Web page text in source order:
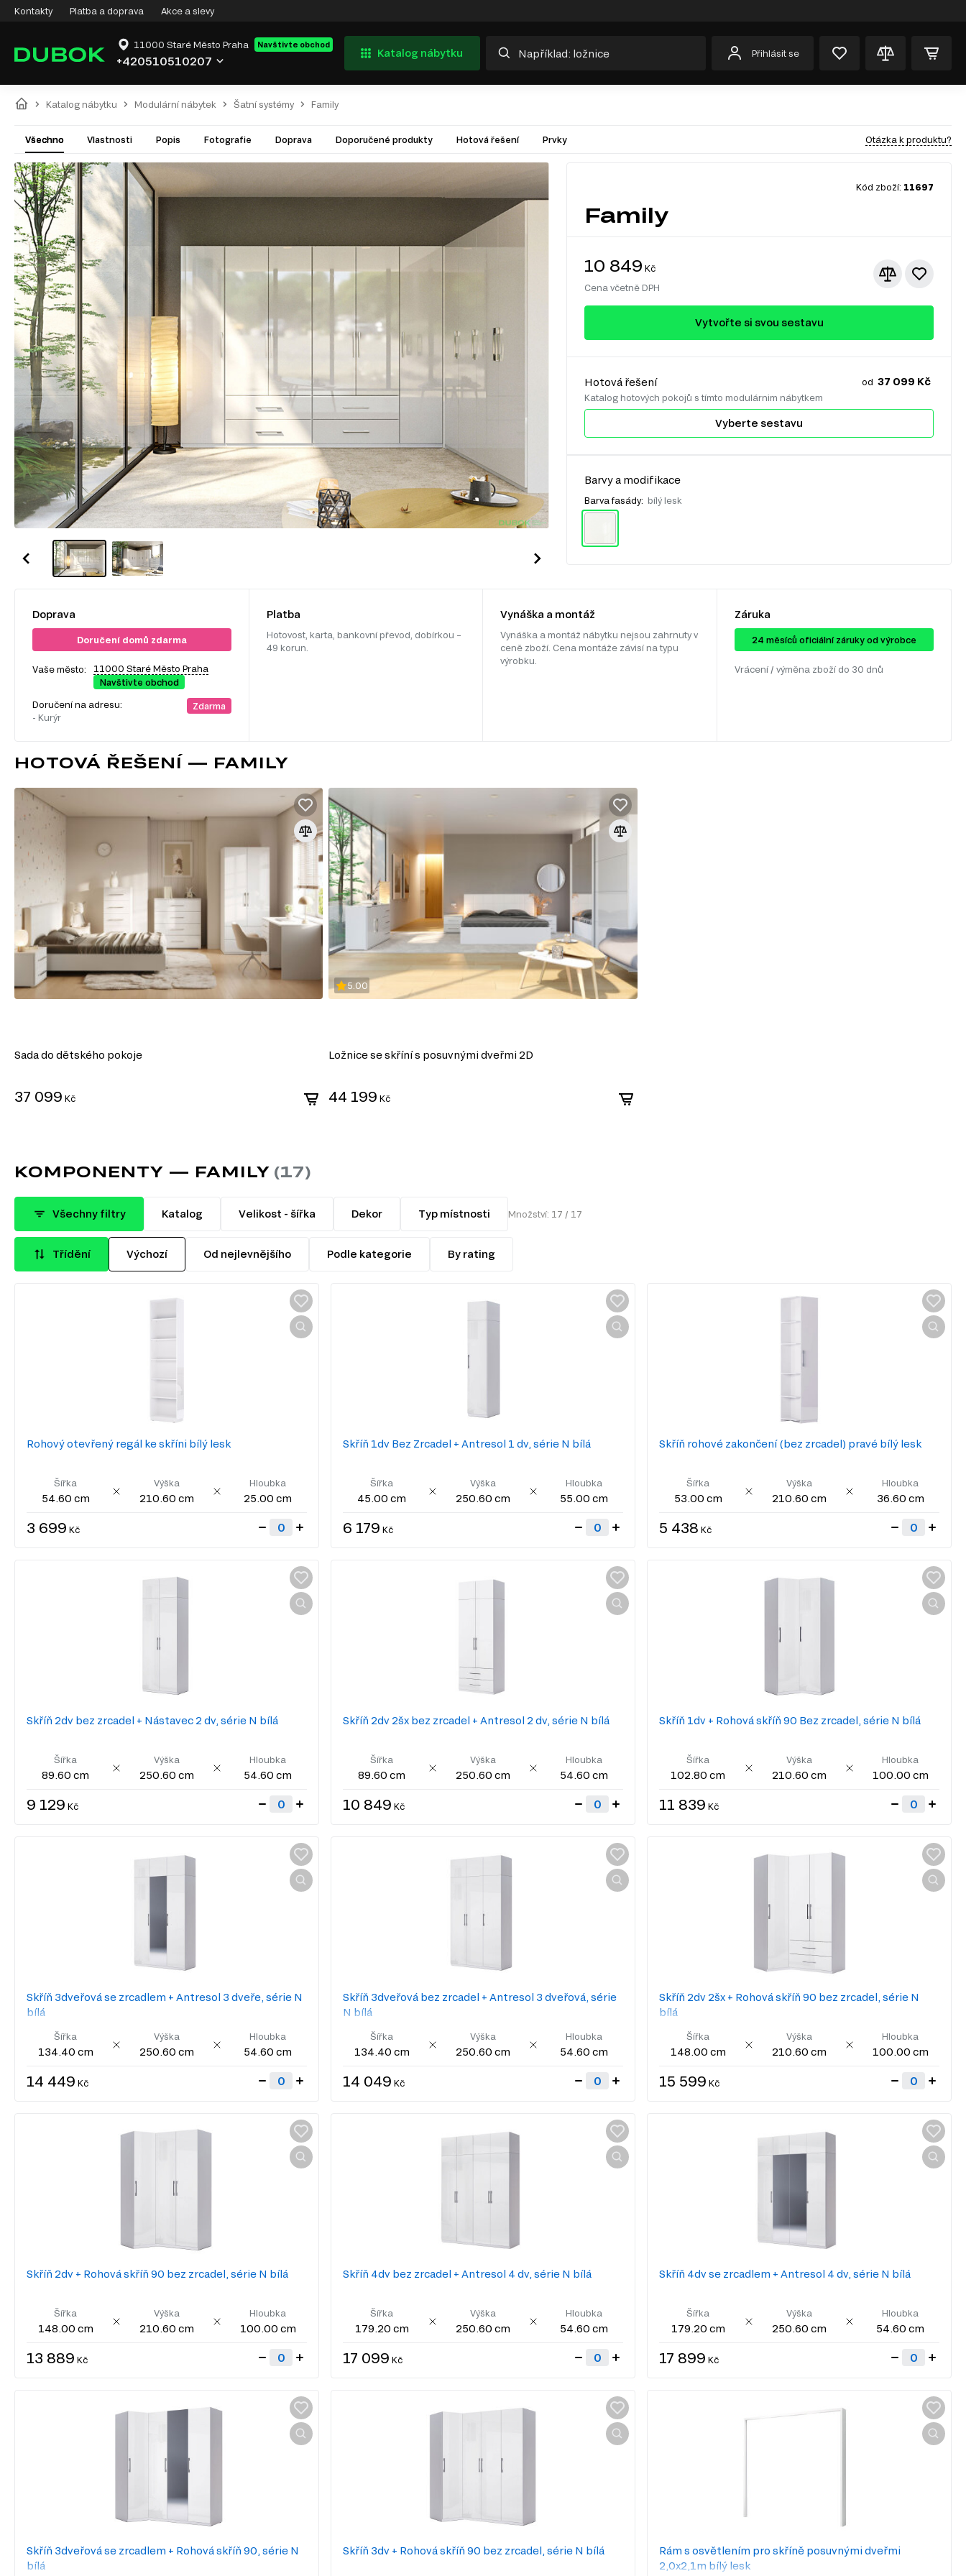
Kontakty Platba a doprava Akce a slevy
11000 Staré Město Praha Navštivte obchod
+420510510207
Katalog nábytku Přihlásit se
Katalog nábytku Modulární nábytek Šatní systémy Family
Všechno Vlastnosti Popis Fotografie Doprava Doporučené produkty Hotová řešení Prvky Otázka k produktu?
Kód zboží: 11697
Family
10 849 Kč
Cena včetně DPH
Vytvořte si svou sestavu
Hotová řešení
Katalog hotových pokojů s tímto modulárnim nábytkem
od 37 099 Kč
Vyberte sestavu
Barvy a modifikace
Barva fasády: bílý lesk
Doprava
Doručení domů zdarma
Vaše město:
11000 Staré Město Praha
Navštivte obchod
Doručení na adresu:
- Kurýr
Zdarma
Platba
Hotovost, karta, bankovní převod, dobírkou –
49 korun.
Vynáška a montáž
Vynáška a montáž nábytku nejsou zahrnuty v
ceně zboží. Cena montáže závisí na typu
výrobku.
Záruka
24 ​​​​měsíců oficiální záruky od výrobce
Vrácení / výměna zboží do 30 dnů
HOTOVÁ ŘEŠENÍ — FAMILY
Sada do dětského pokoje
37 099 Kč
5.00
Ložnice se skříní s posuvnými dveřmi 2D
44 199 Kč
KOMPONENTY — FAMILY
Všechny filtry Katalog Velikost - šířka Dekor Typ místnosti Množství: 17 / 17
Třídění Výchozí Od nejlevnějšího Podle kategorie By rating
Rohový otevřený regál ke skříni bílý lesk
Šířka
54.60 cm
Výška
210.60 cm
Hloubka
25.00 cm
3 699 Kč
Skříň 1dv Bez Zrcadel + Antresol 1 dv, série N bílá
Šířka
45.00 cm
Výška
250.60 cm
Hloubka
55.00 cm
6 179 Kč
Skříň rohové zakončení (bez zrcadel) pravé bílý lesk
Šířka
53.00 cm
Výška
210.60 cm
Hloubka
36.60 cm
5 438 Kč
Skříň 2dv bez zrcadel + Nástavec 2 dv, série N bílá
Šířka
89.60 cm
Výška
250.60 cm
Hloubka
54.60 cm
9 129 Kč
Skříň 2dv 2šx bez zrcadel + Antresol 2 dv, série N bílá
Šířka
89.60 cm
Výška
250.60 cm
Hloubka
54.60 cm
10 849 Kč
Skříň 1dv + Rohová skříň 90 Bez zrcadel, série N bílá
Šířka
102.80 cm
Výška
210.60 cm
Hloubka
100.00 cm
11 839 Kč
Skříň 3dveřová se zrcadlem + Antresol 3 dveře, série N
bílá
Šířka
134.40 cm
Výška
250.60 cm
Hloubka
54.60 cm
14 449 Kč
Skříň 3dveřová bez zrcadel + Antresol 3 dveřová, série
N bílá
Šířka
134.40 cm
Výška
250.60 cm
Hloubka
54.60 cm
14 049 Kč
Skříň 2dv 2šx + Rohová skříň 90 bez zrcadel, série N
bílá
Šířka
148.00 cm
Výška
210.60 cm
Hloubka
100.00 cm
15 599 Kč
Skříň 2dv + Rohová skříň 90 bez zrcadel, série N bílá
Šířka
148.00 cm
Výška
210.60 cm
Hloubka
100.00 cm
13 889 Kč
Skříň 4dv bez zrcadel + Antresol 4 dv, série N bílá
Šířka
179.20 cm
Výška
250.60 cm
Hloubka
54.60 cm
17 099 Kč
Skříň 4dv se zrcadlem + Antresol 4 dv, série N bílá
Šířka
179.20 cm
Výška
250.60 cm
Hloubka
54.60 cm
17 899 Kč
Skříň 3dveřová se zrcadlem + Rohová skříň 90, série N
bílá
Skříň 3dv + Rohová skříň 90 bez zrcadel, série N bílá
Rám s osvětlením pro skříně posuvnými dveřmi
2,0x2,1m bílý lesk